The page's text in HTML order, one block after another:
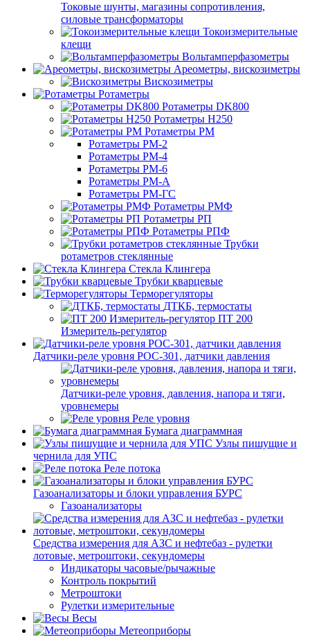
Токовые шунты, магазины сопротивления,
силовые трансформаторы
Токоизмерительные
клещи
Вольтамперфазометры
Ареометры, вискозиметры
Вискозиметры
Ротаметры
Ротаметры DK800
Ротаметры H250
Ротаметры РМ
Ротаметры РМ-2
Ротаметры РМ-4
Ротаметры РМ-6
Ротаметры РМ-А
Ротаметры РМ-ГС
Ротаметры РМФ
Ротаметры РП
Ротаметры РПФ
Трубки
ротаметров стеклянные
Стекла Клингера
Трубки кварцевые
Терморегуляторы
ДТКБ, термостаты
ПТ 200
Измеритель-регулятор
Датчики-реле уровня РОС-301, датчики давления
Датчики-реле уровня, давления, напора и тяги,
уровнемеры
Реле уровня
Бумага диаграммная
Узлы пишущие и
чернила для УПС
Реле потока
Газоанализаторы и блоки управления БУРС
Газоанализаторы
Средства измерения для АЗС и нефтебаз - рулетки
лотовые, метроштоки, секундомеры
Индикаторы часовые/рычажные
Контроль покрытий
Метроштоки
Рулетки измерительные
Весы
Метеоприборы